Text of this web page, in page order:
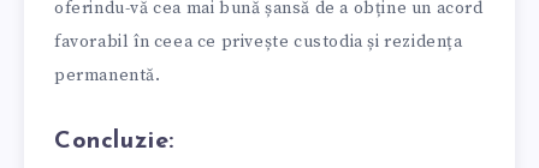
oferindu-vă cea mai bună șansă de a obține un acord
favorabil în ceea ce privește custodia și rezidența
permanentă.
Concluzie: